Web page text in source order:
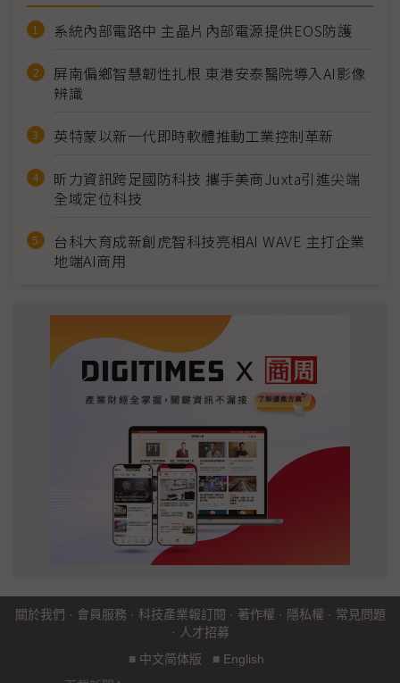
系統內部電路中 主晶片內部電源提供EOS防護
屏南偏鄉智慧韌性扎根 東港安泰醫院導入AI影像
辨識
英特蒙以新一代即時軟體推動工業控制革新
昕力資訊跨足國防科技 攜手美商Juxta引進尖端
全域定位科技
台科大育成新創虎智科技亮相AI WAVE 主打企業
地端AI商用
關於我們 · 會員服務 · 科技產業報訂閱 · 著作權 · 隱私權 · 常見問題
· 人才招募
■ 中文简体版 ■ English